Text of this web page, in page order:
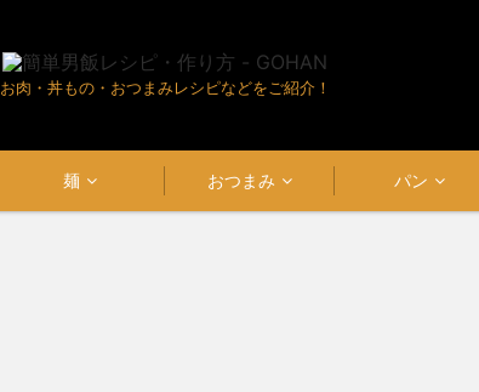
お肉・丼もの・おつまみレシピなどをご紹介！
麺 おつまみ パン